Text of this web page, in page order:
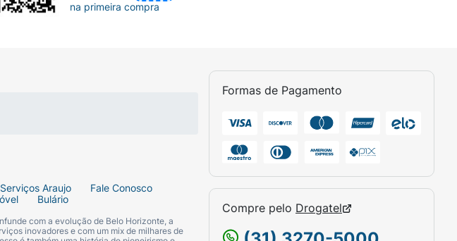
Serviços Araujo
Fale Conosco
Bulário
com a evolução de Belo Horizonte, a
inovadores e com um mix de milhares de
Formas de Pagamento
Compre pelo Drogatel
na primeira compra